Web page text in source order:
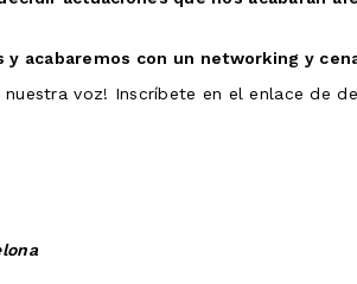
acabaremos con un networking y
voz! Inscríbete en el enlace de